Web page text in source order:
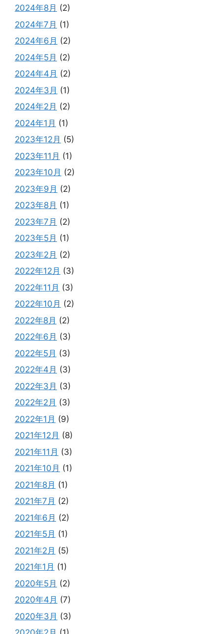
2024年8月 (2)
2024年7月 (1)
2024年6月 (2)
2024年5月 (2)
2024年4月 (2)
2024年3月 (1)
2024年2月 (2)
2024年1月 (1)
2023年12月 (5)
2023年11月 (1)
2023年10月 (2)
2023年9月 (2)
2023年8月 (1)
2023年7月 (2)
2023年5月 (1)
2023年2月 (2)
2022年12月 (3)
2022年11月 (3)
2022年10月 (2)
2022年8月 (2)
2022年6月 (3)
2022年5月 (3)
2022年4月 (3)
2022年3月 (3)
2022年2月 (3)
2022年1月 (9)
2021年12月 (8)
2021年11月 (3)
2021年10月 (1)
2021年8月 (1)
2021年7月 (2)
2021年6月 (2)
2021年5月 (1)
2021年2月 (5)
2021年1月 (1)
2020年5月 (2)
2020年4月 (7)
2020年3月 (3)